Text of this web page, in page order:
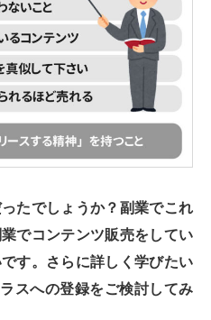
たでしょうか？副業でこれ
でコンテンツ販売をしてい
す。さらに詳しく学びたい
スへの登録をご検討してみ